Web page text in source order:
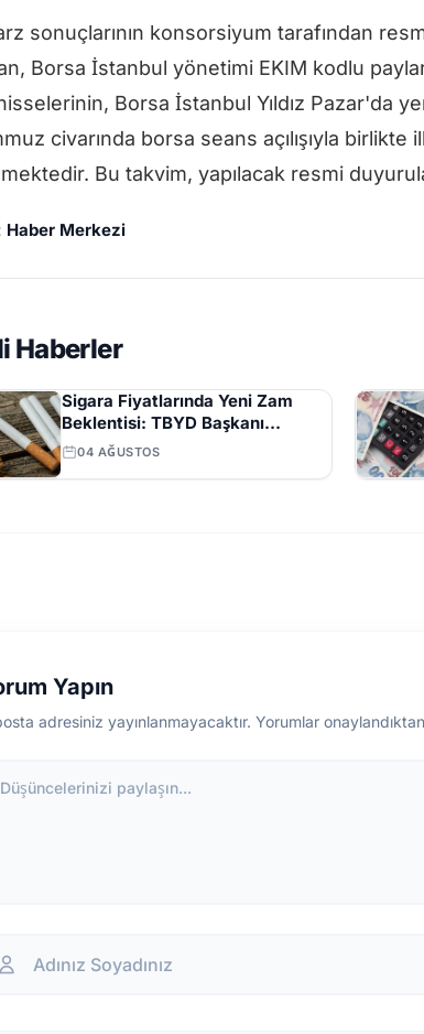
sonuçlarının konsorsiyum tarafından
Borsa İstanbul yönetimi EKIM kodlu
Borsa İstanbul Yıldız Pazar'da
civarında borsa seans açılışıyla birlikte
Bu takvim, yapılacak resmi
Haber Merkezi
Haberler
Sigara Fiyatlarında Yeni Zam
Beklentisi: TBYD Başkanı
Ağustos Ayını İşaret Etti
04 AĞUSTOS
Yapın
adresiniz yayınlanmayacaktır. Yorumlar
Düşüncelerinizi paylaşın...